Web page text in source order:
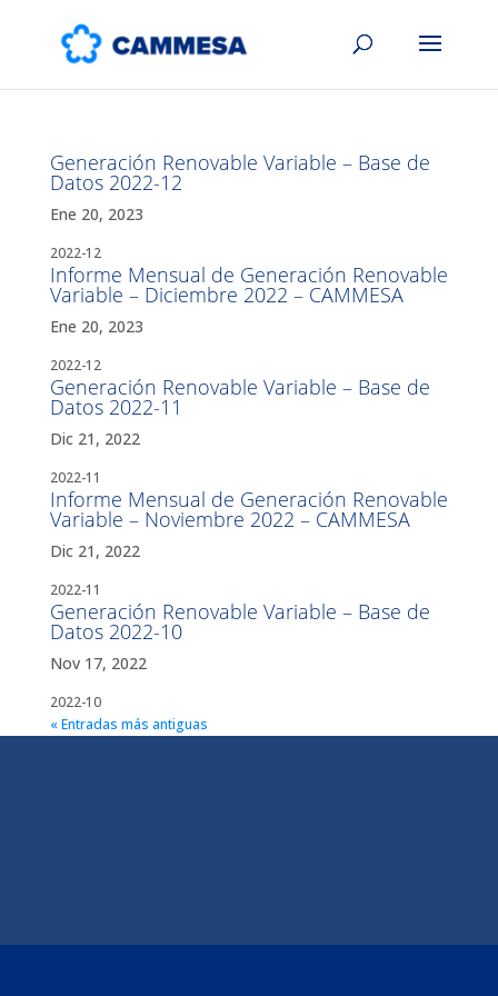
Generación Renovable Variable – Base de
Datos 2022-12
Ene 20, 2023
2022-12
Informe Mensual de Generación Renovable
Variable – Diciembre 2022 – CAMMESA
Ene 20, 2023
2022-12
Generación Renovable Variable – Base de
Datos 2022-11
Dic 21, 2022
2022-11
Informe Mensual de Generación Renovable
Variable – Noviembre 2022 – CAMMESA
Dic 21, 2022
2022-11
Generación Renovable Variable – Base de
Datos 2022-10
Nov 17, 2022
2022-10
« Entradas más antiguas